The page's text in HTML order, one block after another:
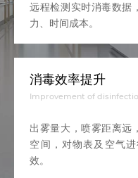
远程检测实时消毒数据
力、时间成本。
消毒效率提升
Improvement of
出雾量大，喷雾距离远
空间，对物表及空气
效。